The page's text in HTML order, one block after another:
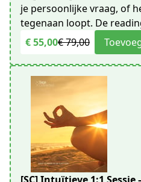
je persoonlijke vraag, of
tegenaan loopt. De
€ 55,00€ 79,00